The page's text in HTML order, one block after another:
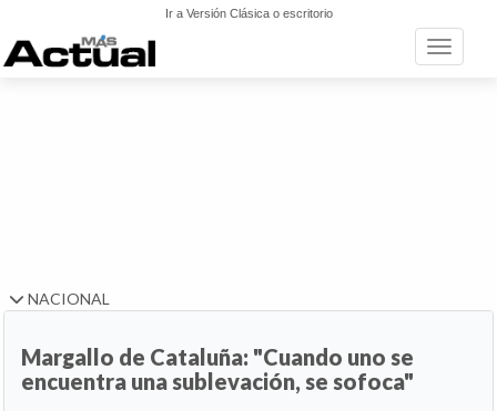
Ir a Versión Clásica o escritorio
Toggle
NACIONAL
Margallo de Cataluña: "Cuando uno se
encuentra una sublevación, se sofoca"